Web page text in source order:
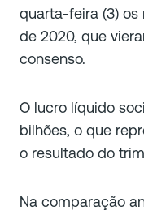
quarta-feira (3)
de 2020, que
consenso.
O lucro líquido
bilhões, o que
o resultado do
Na comparação